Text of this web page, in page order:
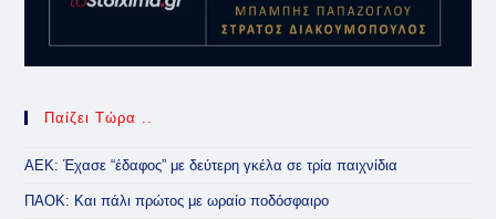
Παίζει Τώρα ..
ΑΕΚ: Έχασε “έδαφος” με δεύτερη γκέλα σε τρία παιχνίδια
ΠΑΟΚ: Και πάλι πρώτος με ωραίο ποδόσφαιρο